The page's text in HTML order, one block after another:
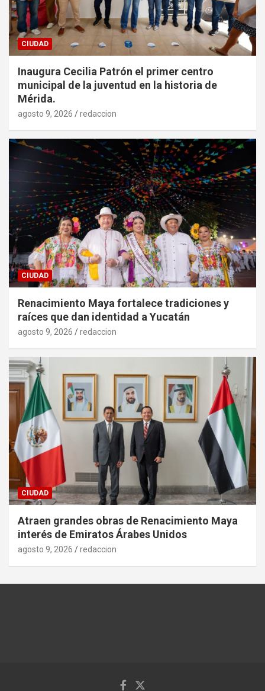
CIUDAD
Inaugura Cecilia Patrón el primer centro
municipal de la juventud en la historia de
Mérida.
agosto 9, 2026 redaccion
CIUDAD
Renacimiento Maya fortalece tradiciones y
raíces que dan identidad a Yucatán
agosto 9, 2026 redaccion
CIUDAD
Atraen grandes obras de Renacimiento Maya
interés de Emiratos Árabes Unidos
agosto 9, 2026 redaccion